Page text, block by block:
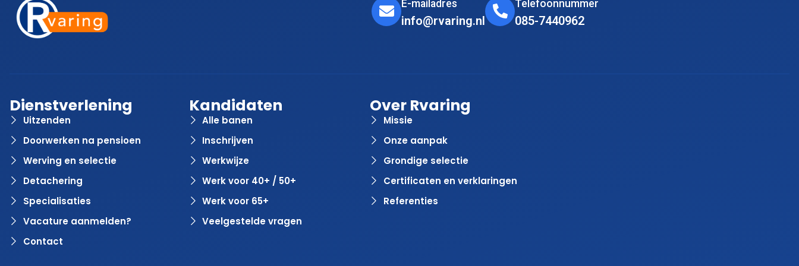
E-mailadres
info@rvaring.nl
Telefoonnummer
085-7440962
Dienstverlening
Uitzenden
Doorwerken na pensioen
Werving en selectie
Detachering
Specialisaties
Vacature aanmelden?
Contact
Kandidaten
Alle banen
Inschrijven
Werkwijze
Werk voor 40+ / 50+
Werk voor 65+
Veelgestelde vragen
Over Rvaring
Missie
Onze aanpak
Grondige selectie
Certificaten en verklaringen
Referenties